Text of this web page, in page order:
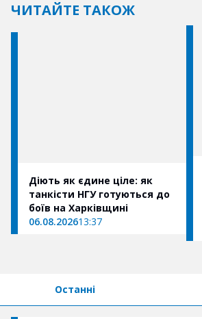
ЧИТАЙТЕ ТАКОЖ
Діють як єдине ціле: як
танкісти НГУ готуються до
боїв на Харківщині
06.08.202613:37
Останні